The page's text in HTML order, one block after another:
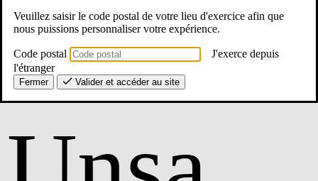
Le SE-
Veuillez saisir le code postal de votre lieu d'exercice afin que
nous puissions personnaliser votre expérience.
Code postal
J'exerce depuis
l'étranger
Fermer Valider et accéder au site